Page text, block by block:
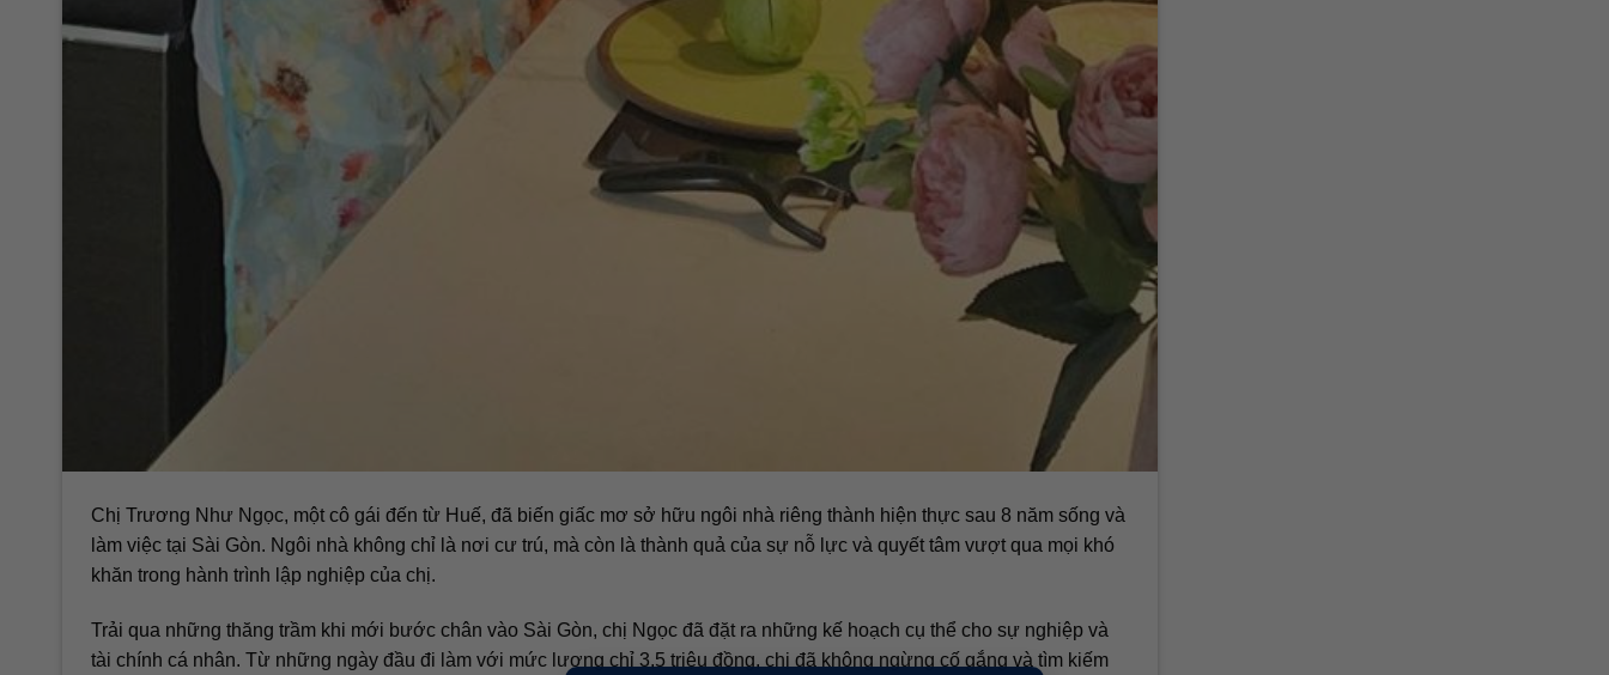
Chị Trương Như Ngọc, một cô gái đến từ Huế, đã biến giấc mơ sở hữu ngôi nhà riêng thành hiện thực sau 8 năm sống và
làm việc tại Sài Gòn. Ngôi nhà không chỉ là nơi cư trú, mà còn là thành quả của sự nỗ lực và quyết tâm vượt qua mọi khó
khăn trong hành trình lập nghiệp của chị.
Trải qua những thăng trầm khi mới bước chân vào Sài Gòn, chị Ngọc đã đặt ra những kế hoạch cụ thể cho sự nghiệp và
tài chính cá nhân. Từ những ngày đầu đi làm với mức lương chỉ 3,5 triệu đồng, chị đã không ngừng cố gắng và tìm kiếm